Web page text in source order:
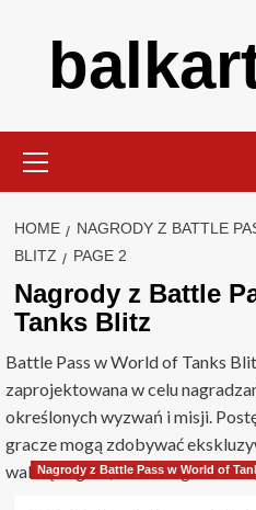
Menu
HOME
NAGRODY Z BATTLE
BLITZ
PAGE 2
Nagrody z Battle
Tanks Blitz
Battle Pass w World of Tanks
zaprojektowana w celu
określonych wyzwań i misji.
gracze mogą zdobywać
walutę w grze, co wzbogaca ich
Nagrody z Battle Pass w World of